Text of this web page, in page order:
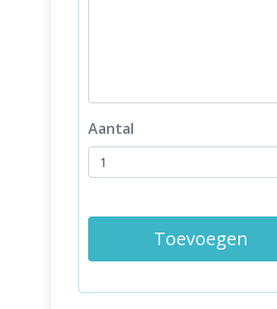
Aantal
Toevoegen